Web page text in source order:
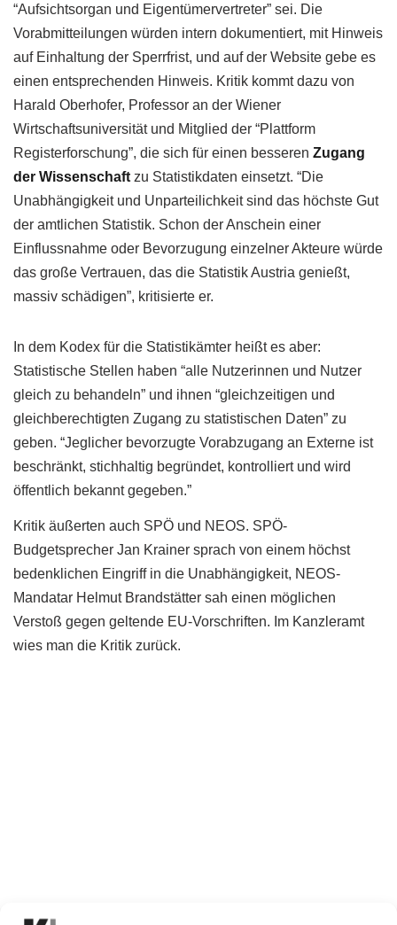
“Aufsichtsorgan und Eigentümervertreter” sei. Die
Vorabmitteilungen würden intern dokumentiert, mit Hinweis
auf Einhaltung der Sperrfrist, und auf der Website gebe es
einen entsprechenden Hinweis. Kritik kommt dazu von
Harald Oberhofer, Professor an der Wiener
Wirtschaftsuniversität und Mitglied der “Plattform
Registerforschung”, die sich für einen besseren Zugang
der Wissenschaft zu Statistikdaten einsetzt. “Die
Unabhängigkeit und Unparteilichkeit sind das höchste Gut
der amtlichen Statistik. Schon der Anschein einer
Einflussnahme oder Bevorzugung einzelner Akteure würde
das große Vertrauen, das die Statistik Austria genießt,
massiv schädigen”, kritisierte er.
In dem Kodex für die Statistikämter heißt es aber:
Statistische Stellen haben “alle Nutzerinnen und Nutzer
gleich zu behandeln” und ihnen “gleichzeitigen und
gleichberechtigten Zugang zu statistischen Daten” zu
geben. “Jeglicher bevorzugte Vorabzugang an Externe ist
beschränkt, stichhaltig begründet, kontrolliert und wird
öffentlich bekannt gegeben.”
Kritik äußerten auch SPÖ und NEOS. SPÖ-
Budgetsprecher Jan Krainer sprach von einem höchst
bedenklichen Eingriff in die Unabhängigkeit, NEOS-
Mandatar Helmut Brandstätter sah einen möglichen
Verstoß gegen geltende EU-Vorschriften. Im Kanzleramt
wies man die Kritik zurück.